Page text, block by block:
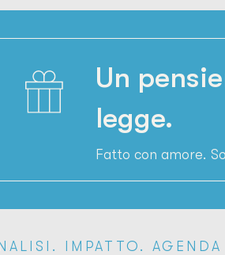
Un
legge.
Fatto con amore.
IMPATTO. AGENDA